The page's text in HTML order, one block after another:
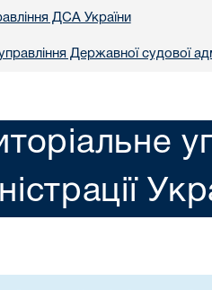
ДСА України
Державної судової